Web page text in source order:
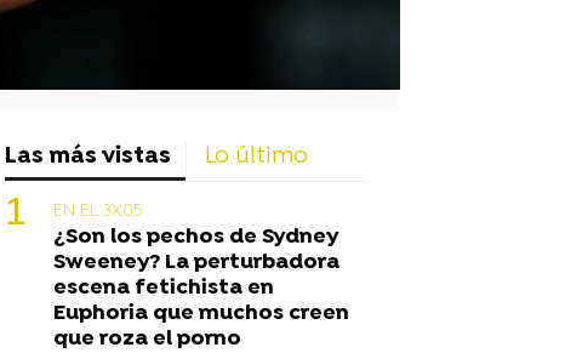
Las más vistas Lo último
EN EL 3X05
¿Son los pechos de Sydney
Sweeney? La perturbadora
escena fetichista en
Euphoria que muchos creen
que roza el porno